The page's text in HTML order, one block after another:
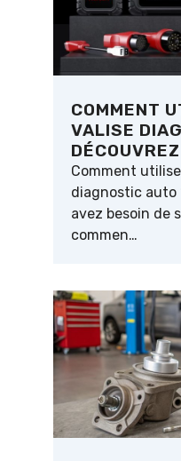
COMMENT
VALISE
DÉCOUVREZ
Comment
diagnostic auto
avez besoin de
commen…